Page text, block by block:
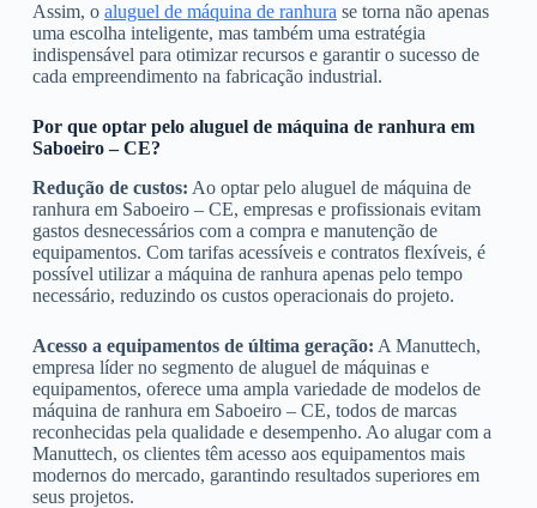
Assim, o aluguel de máquina de ranhura se torna não apenas
uma escolha inteligente, mas também uma estratégia
indispensável para otimizar recursos e garantir o sucesso de
cada empreendimento na fabricação industrial.
Por que optar pelo aluguel de máquina de ranhura em
Saboeiro – CE?
Redução de custos: Ao optar pelo aluguel de máquina de
ranhura em Saboeiro – CE, empresas e profissionais evitam
gastos desnecessários com a compra e manutenção de
equipamentos. Com tarifas acessíveis e contratos flexíveis, é
possível utilizar a máquina de ranhura apenas pelo tempo
necessário, reduzindo os custos operacionais do projeto.
Acesso a equipamentos de última geração: A Manuttech,
empresa líder no segmento de aluguel de máquinas e
equipamentos, oferece uma ampla variedade de modelos de
máquina de ranhura em Saboeiro – CE, todos de marcas
reconhecidas pela qualidade e desempenho. Ao alugar com a
Manuttech, os clientes têm acesso aos equipamentos mais
modernos do mercado, garantindo resultados superiores em
seus projetos.